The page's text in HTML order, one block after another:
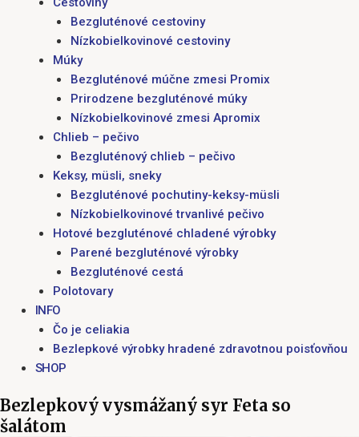
Bezgluténové cestoviny
Nízkobielkovinové cestoviny
Múky
Bezgluténové múčne zmesi Promix
Prirodzene bezgluténové múky
Nízkobielkovinové zmesi Apromix
Chlieb – pečivo
Bezgluténový chlieb – pečivo
Keksy, müsli, sneky
Bezgluténové pochutiny-keksy-müsli
Nízkobielkovinové trvanlivé pečivo
Hotové bezgluténové chladené výrobky
Parené bezgluténové výrobky
Bezgluténové cestá
Polotovary
INFO
Čo je celiakia
Bezlepkové výrobky hradené zdravotnou poisťovňou
SHOP
Bezlepkový vysmážaný syr Feta so
šalátom